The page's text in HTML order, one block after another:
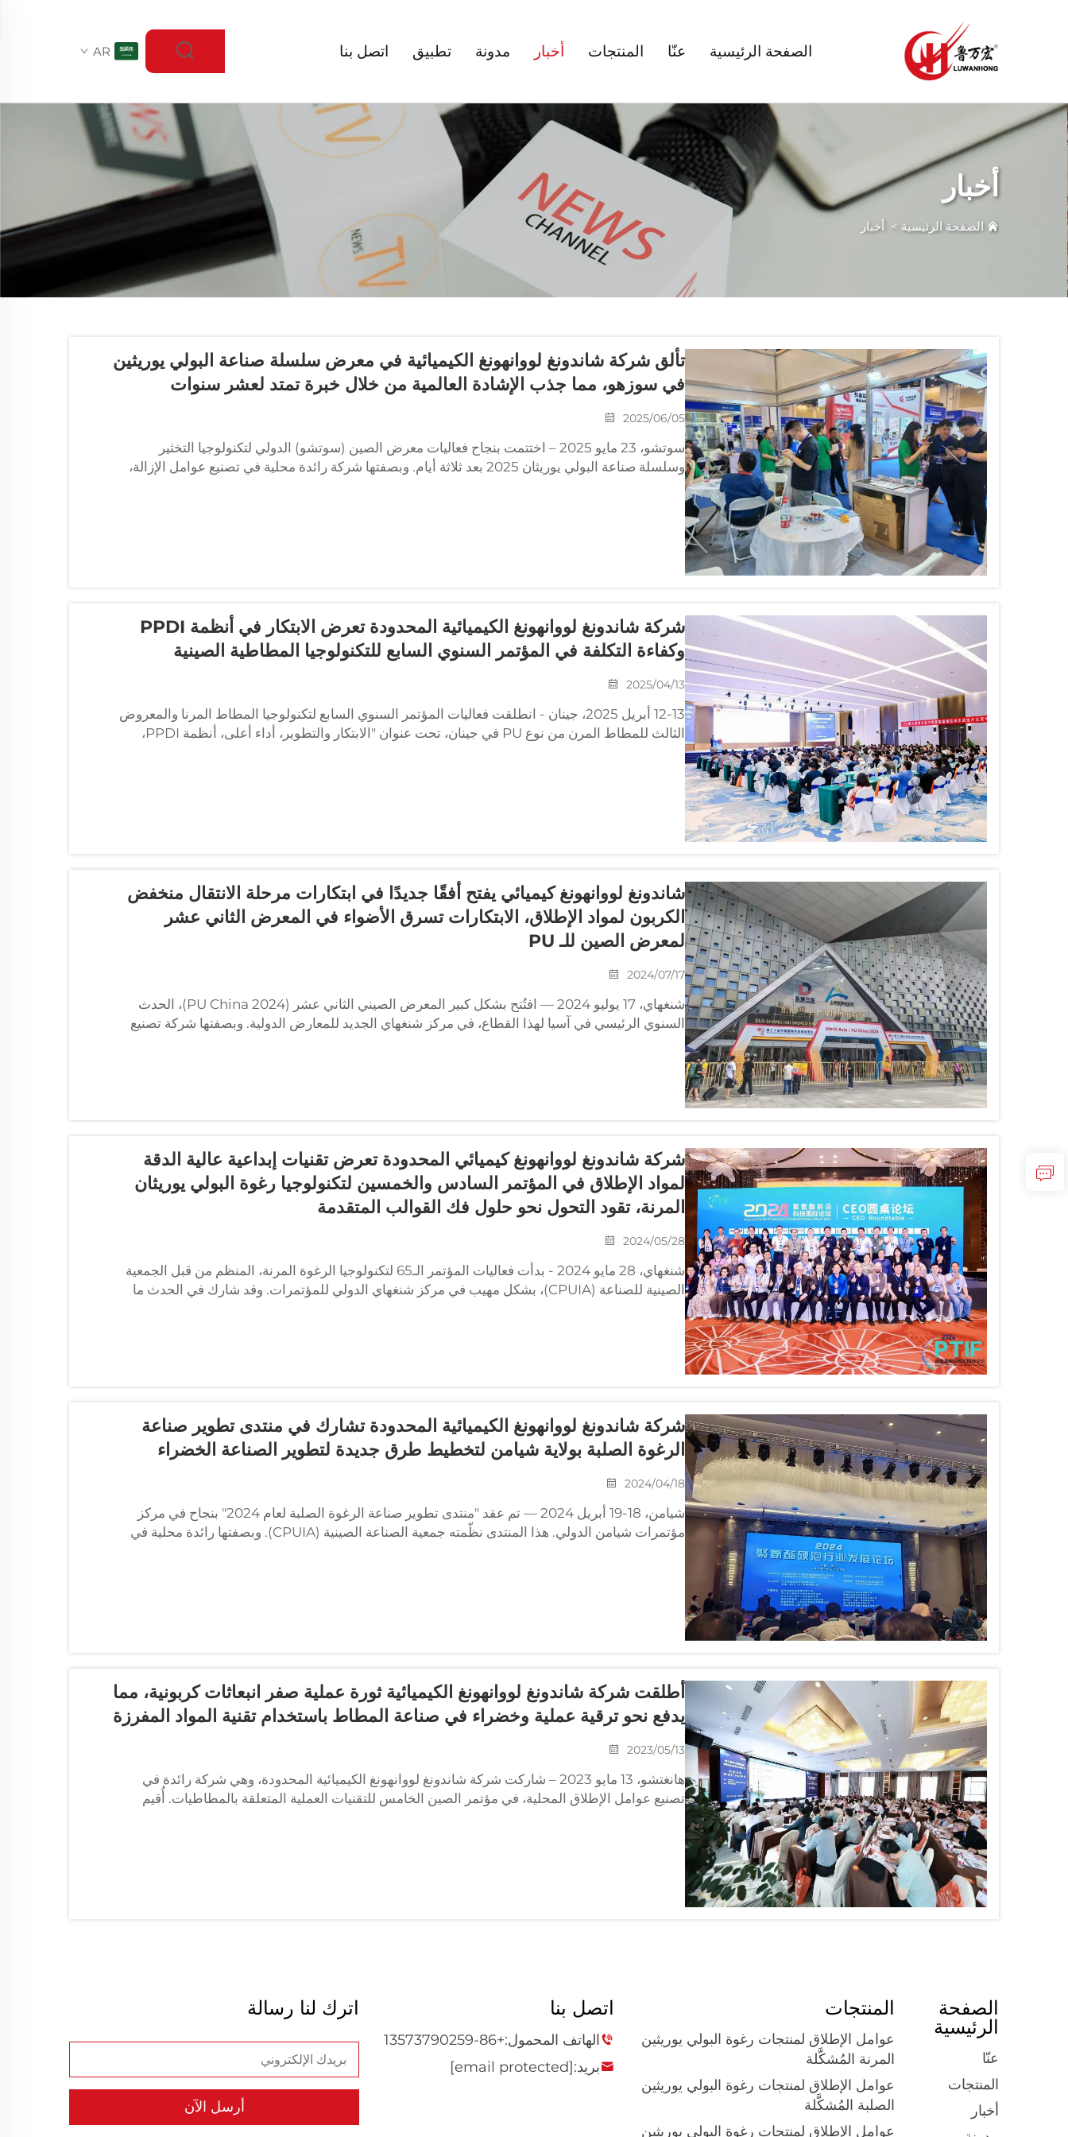
الصفحة الرئيسية عنّا المنتجات أخبار مدونة تطبيق اتصل بنا AR
أخبار
الصفحة الرئيسية > أخبار
تألق شركة شاندونغ لووانهونغ الكيميائية في معرض سلسلة صناعة البولي يوريثين
في سوزهو، مما جذب الإشادة العالمية من خلال خبرة تمتد لعشر سنوات
2025/06/05
سوتشو، 23 مايو 2025 – اختتمت بنجاح فعاليات معرض الصين (سوتشو) الدولي لتكنولوجيا التخثير
وسلسلة صناعة البولي يوريثان 2025 بعد ثلاثة أيام. وبصفتها شركة رائدة محلية في تصنيع عوامل الإزالة،
شركة شاندونغ لووانهونغ الكيميائية المحدودة تعرض الابتكار في أنظمة PPDI
وكفاءة التكلفة في المؤتمر السنوي السابع للتكنولوجيا المطاطية الصينية
2025/04/13
12-13 أبريل 2025، جينان - انطلقت فعاليات المؤتمر السنوي السابع لتكنولوجيا المطاط المرنا والمعروض
الثالث للمطاط المرن من نوع PU في جينان، تحت عنوان "الابتكار والتطوير، أداء أعلى، أنظمة PPDI،
شاندونغ لووانهونغ كيميائي يفتح أفقًا جديدًا في ابتكارات مرحلة الانتقال منخفض
الكربون لمواد الإطلاق، الابتكارات تسرق الأضواء في المعرض الثاني عشر
لمعرض الصين للـ PU
2024/07/17
شنغهاي، 17 يوليو 2024 — افتُتح بشكل كبير المعرض الصيني الثاني عشر (PU China 2024)، الحدث
السنوي الرئيسي في آسيا لهذا القطاع، في مركز شنغهاي الجديد للمعارض الدولية. وبصفتها شركة تصنيع
شركة شاندونغ لووانهونغ كيميائي المحدودة تعرض تقنيات إبداعية عالية الدقة
لمواد الإطلاق في المؤتمر السادس والخمسين لتكنولوجيا رغوة البولي يوريثان
المرنة، تقود التحول نحو حلول فك القوالب المتقدمة
2024/05/28
شنغهاي، 28 مايو 2024 - بدأت فعاليات المؤتمر الـ65 لتكنولوجيا الرغوة المرنة، المنظم من قبل الجمعية
الصينية للصناعة (CPUIA)، بشكل مهيب في مركز شنغهاي الدولي للمؤتمرات. وقد شارك في الحدث ما
شركة شاندونغ لووانهونغ الكيميائية المحدودة تشارك في منتدى تطوير صناعة
الرغوة الصلبة بولاية شيامن لتخطيط طرق جديدة لتطوير الصناعة الخضراء
2024/04/18
شيامن، 18-19 أبريل 2024 — تم عقد "منتدى تطوير صناعة الرغوة الصلبة لعام 2024" بنجاح في مركز
مؤتمرات شيامن الدولي. هذا المنتدى نظّمته جمعية الصناعة الصينية (CPUIA). وبصفتها رائدة محلية في
أطلقت شركة شاندونغ لووانهونغ الكيميائية ثورة عملية صفر انبعاثات كربونية، مما
يدفع نحو ترقية عملية وخضراء في صناعة المطاط باستخدام تقنية المواد المفرزة
2023/05/13
هانغتشو، 13 مايو 2023 – شاركت شركة شاندونغ لووانهونغ الكيميائية المحدودة، وهي شركة رائدة في
تصنيع عوامل الإطلاق المحلية، في مؤتمر الصين الخامس للتقنيات العملية المتعلقة بالمطاطيات. أُقيم
الصفحة
الرئيسية
عنّا
المنتجات
أخبار
المنتجات
عوامل الإطلاق لمنتجات رغوة البولي يوريثين
المرنة المُشكَّلة
عوامل الإطلاق لمنتجات رغوة البولي يوريثين
الصلبة المُشكَّلة
عوامل الإطلاق لمنتجات رغوة البولي يوريثين
اتصل بنا
الهاتف المحمول:+86-13573790259
بريد:[email protected]
اترك لنا رسالة
أرسل الآن